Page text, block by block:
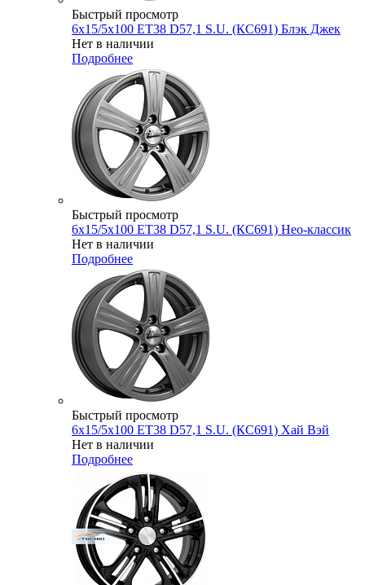
Быстрый просмотр
6x15/5x100 ET38 D57,1 S.U. (КС691) Блэк Джек
Нет в наличии
Подробнее
Быстрый просмотр
6x15/5x100 ET38 D57,1 S.U. (КС691) Нео-классик
Нет в наличии
Подробнее
Быстрый просмотр
6x15/5x100 ET38 D57,1 S.U. (КС691) Хай Вэй
Нет в наличии
Подробнее